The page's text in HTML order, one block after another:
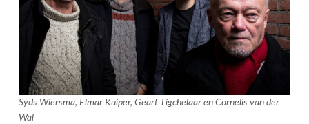
Syds Wiersma, Elmar Kuiper, Geart Tigchelaar en Cornelis van der
Wal